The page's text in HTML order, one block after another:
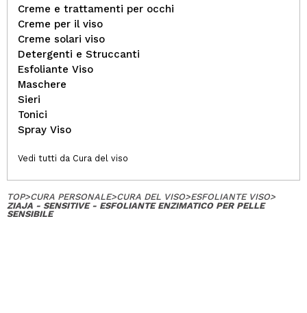
Creme e trattamenti per occhi
Creme per il viso
Creme solari viso
Detergenti e Struccanti
Esfoliante Viso
Maschere
Sieri
Tonici
Spray Viso
Vedi tutti da Cura del viso
TOP>CURA PERSONALE>CURA DEL VISO>ESFOLIANTE VISO>
ZIAJA - SENSITIVE - ESFOLIANTE ENZIMATICO PER PELLE
SENSIBILE